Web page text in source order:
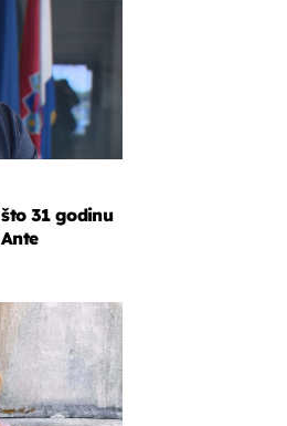
31 godinu